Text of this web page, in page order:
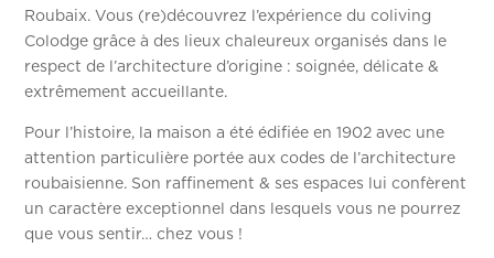
Roubaix. Vous (re)découvrez l’expérience du coliving
Colodge grâce à des lieux chaleureux organisés dans le
respect de l’architecture d’origine : soignée, délicate &
extrêmement accueillante.
Pour l’histoire, la maison a été édifiée en 1902 avec une
attention particulière portée aux codes de l’architecture
roubaisienne. Son raffinement & ses espaces lui confèrent
un caractère exceptionnel dans lesquels vous ne pourrez
que vous sentir… chez vous !